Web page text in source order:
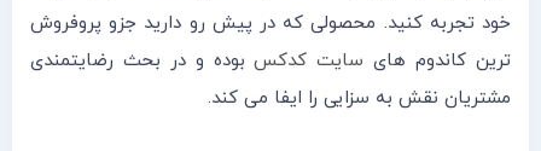
خود تجربه کنید. محصولی که در پیش رو دارید جزو پروفروش
ترین کاندوم های سایت کدکسبوده و در بحث رضایتمندی
مشتریان نقش به سزایی را ایفا می کند.